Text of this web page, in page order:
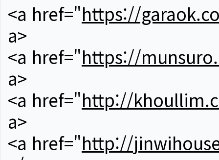
<a href="https://
a>
<a href="https://
a>
<a href="http://
a>
<a href="http://